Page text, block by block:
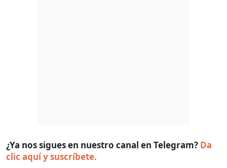
¿Ya nos sigues en nuestro canal en Telegram? Da
clic aquí y suscríbete.